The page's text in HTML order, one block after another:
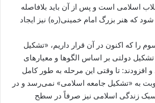
اسلامی است و پس از آن باید بلافاصله
که هنر بزرگ امام خمینی(ره) نیز ایجاد
را که اکنون در آن قرار داریم، «تشکیل
دولتی بر اساس الگوها و معیارهای
و افزودند: تا وقتی این مرحله به طور کامل
به «تشکیل جامعه اسلامی» نمی‌رسد و در
زندگی اسلامی نیز صرفاً در سطح